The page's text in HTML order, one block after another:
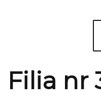
Filia nr